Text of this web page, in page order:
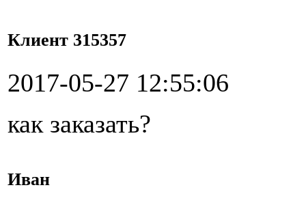
Клиент 315357
2017-05-27 12:55:06
как заказать?
Иван